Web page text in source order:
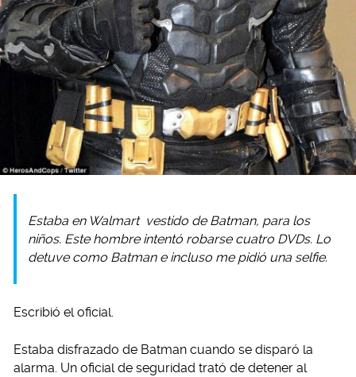
Estaba en Walmart vestido de Batman, para los
niños. Este hombre intentó robarse cuatro DVDs. Lo
detuve como Batman e incluso me pidió una selfie.
Escribió el oficial.
Estaba disfrazado de Batman cuando se disparó la
alarma. Un oficial de seguridad trató de detener al